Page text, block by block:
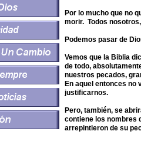
Por lo mucho que no
morir. Todos
Podemos pasar de
Vemos que la Biblia
de todo,
nuestros pecados,
En aquel entonces no
justificarnos.
Pero, también, se
contiene los nombres
arrepintieron de su